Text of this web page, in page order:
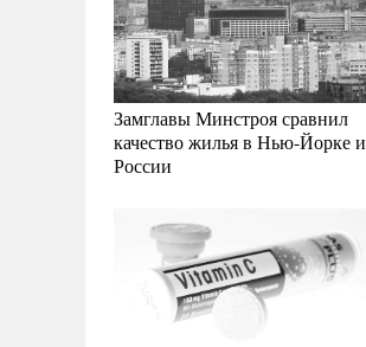
Замглавы Минстроя сравнил
качество жилья в Нью-Йорке и
России